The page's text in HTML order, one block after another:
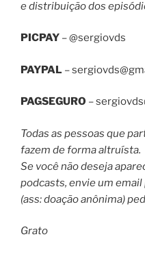
e distribuição dos
PICPAY – @sergiovds
PAYPAL –
PAGSEGURO –
Todas as pessoas que
fazem de forma altruísta.
Se você não deseja
podcasts, envie um email
(ass: doação anônima)
Grato